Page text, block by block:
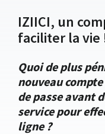
IZIICI, un
faciliter la vie
Quoi de plus
nouveau
de passe avant
service pour
ligne ?